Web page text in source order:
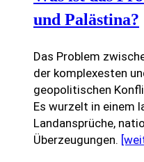
und Palästina?
Das Problem
der komplexesten
geopolitischen
Es wurzelt in einem
Landansprüche,
Überzeugungen.